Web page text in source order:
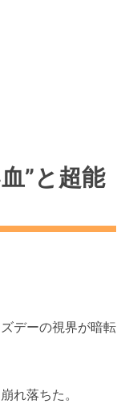
”と超能
デーの視界が暗転
れ落ちた。